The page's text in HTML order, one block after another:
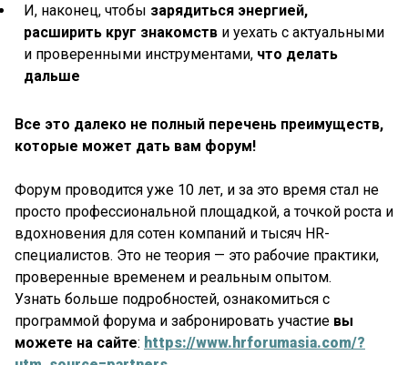
И, наконец, чтобы зарядиться энергией,
расширить круг знакомств и уехать с актуальными
и проверенными инструментами, что делать
дальше
Все это далеко не полный перечень преимуществ,
которые может дать вам форум!
Форум проводится уже 10 лет, и за это время стал не
просто профессиональной площадкой, а точкой роста и
вдохновения для сотен компаний и тысяч HR-
специалистов. Это не теория — это рабочие практики,
проверенные временем и реальным опытом.
Узнать больше подробностей, ознакомиться с
программой форума и забронировать участие вы
можете на сайте: https://www.hrforumasia.com/?